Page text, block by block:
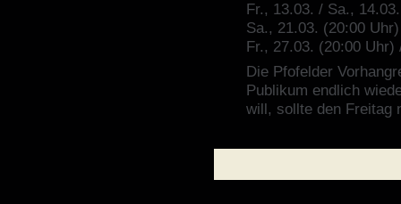
Fr., 13.03. / Sa.,
Sa., 21.03. (20:00
Fr., 27.03. (20:00 Uhr)
Die Pfofelder
Publikum endlich
will, sollte den Freitag